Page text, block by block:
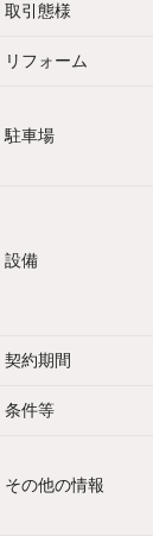
取引態様
リフォーム
駐車場
設備
契約期間
条件等
その他の情報